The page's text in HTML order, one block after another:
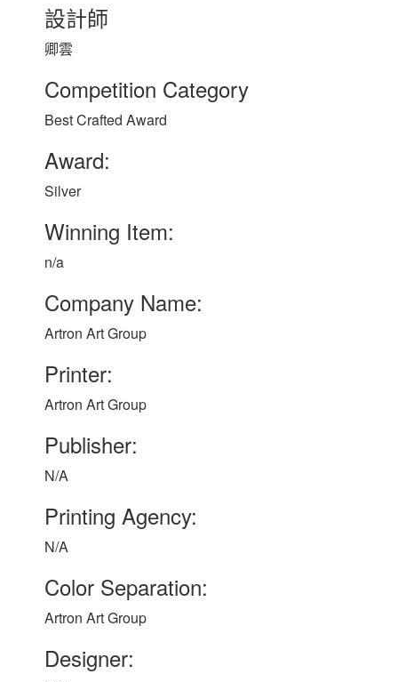
設計師
卿雲
Competition Category
Best Crafted Award
Award:
Silver
Winning Item:
n/a
Company Name:
Artron Art Group
Printer:
Artron Art Group
Publisher:
N/A
Printing Agency:
N/A
Color Separation:
Artron Art Group
Designer: